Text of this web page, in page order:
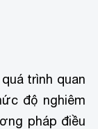
trình quan
độ nghiêm
pháp điều